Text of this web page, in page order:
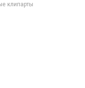
клипарты